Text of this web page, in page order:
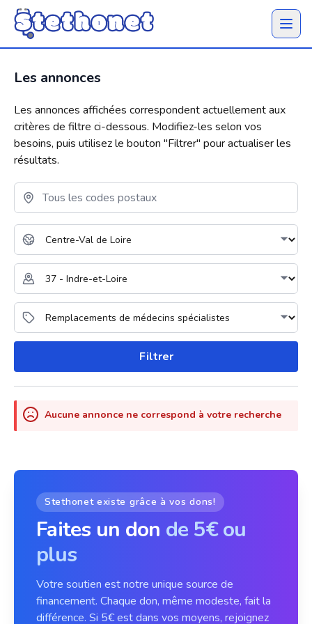
Ouvrir
Les annonces
Les annonces affichées correspondent actuellement aux
critères de filtre ci-dessous. Modifiez-les selon vos
besoins, puis utilisez le bouton "Filtrer" pour actualiser les
résultats.
Filtrer
Aucune annonce ne correspond à votre recherche
Stethonet existe grâce à vos dons!
Faites un don de 5€ ou
plus
Votre soutien est notre unique source de
financement. Chaque don, même modeste, fait la
différence. Si 5€ est dans vos moyens, rejoignez